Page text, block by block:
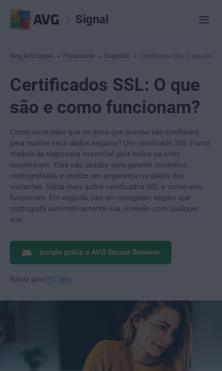
Signal
Blog AVG Signal Privacidade Sugestão Certificados SSL: O que são e
Certificados SSL: O que
são e como funcionam?
Como você sabe que os sites que acessa são confiáveis
para manter seus dados seguros? Um certificado SSL é uma
medida de segurança essencial para todos os sites
respeitáveis. Eles são usados para garantir conexões
criptografadas e manter em segurança os dados dos
visitantes. Saiba mais sobre certificados SSL e como eles
funcionam. Em seguida, use um navegador seguro que
criptografa automaticamente sua conexão com qualquer
site.
Instale grátis o AVG Secure Browser
Baixar para PC Mac